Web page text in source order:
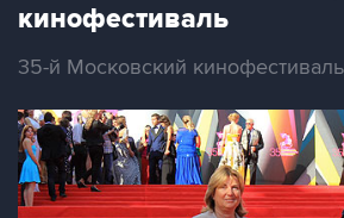
кинофестиваль
35-й Московский